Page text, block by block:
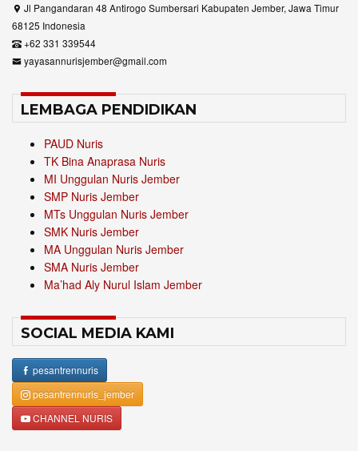
Jl Pangandaran 48 Antirogo Sumbersari Kabupaten Jember, Jawa Timur
68125 Indonesia
+62 331 339544
yayasannurisjember@gmail.com
LEMBAGA PENDIDIKAN
PAUD Nuris
TK Bina Anaprasa Nuris
MI Unggulan Nuris Jember
SMP Nuris Jember
MTs Unggulan Nuris Jember
SMK Nuris Jember
MA Unggulan Nuris Jember
SMA Nuris Jember
Ma’had Aly Nurul Islam Jember
SOCIAL MEDIA KAMI
pesantrennuris
pesantrennuris_jember
CHANNEL NURIS